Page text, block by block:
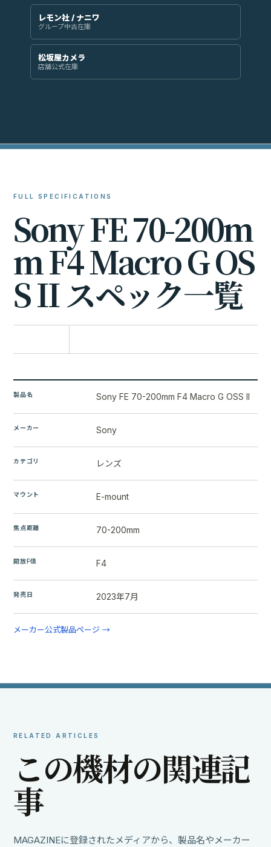
レモン社 / ナニワ
グループ中古在庫
松坂屋カメラ
店舗公式在庫
FULL SPECIFICATIONS
SonyFE70-200m
mF4MacroGOS
SIIスペック一覧
製品名 Sony FE 70-200mm F4 Macro G OSS II
メーカー Sony
カテゴリ レンズ
マウント E-mount
焦点距離 70-200mm
開放F値 F4
発売日 2023年7月
メーカー公式製品ページ →
RELATED ARTICLES
この機材の関連記
事
MAGAZINEに登録されたメディアから、製品名やメーカー